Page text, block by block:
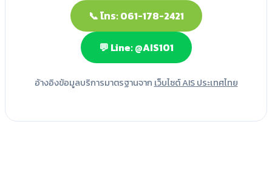
📞 โทร: 061-178-2421
💬 Line: @AIS101
อ้างอิงข้อมูลบริการมาตรฐานจากเว็บไซต์ AIS ประเทศไทย